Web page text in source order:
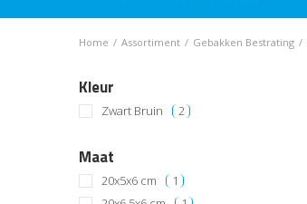
Home / Assortiment / Gebakken Bestrating /
Kleur
Zwart Bruin 2
Maat
20x5x6 cm
1